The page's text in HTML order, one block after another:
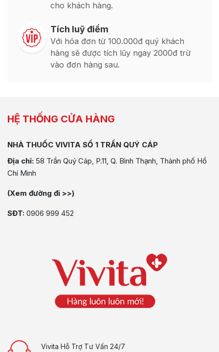
cho khách hàng.
Tích luỹ điểm
Với hóa đơn từ 100.000đ quý khách
hàng sẽ được tích lũy ngay 2000đ trừ
vào đơn hàng sau.
HỆ THỐNG CỬA HÀNG
NHÀ THUỐC VIVITA SỐ 1 TRẦN QUÝ CÁP
Địa chỉ: 58 Trần Quý Cáp, P.11, Q. Bình Thạnh, Thành phố Hồ
Chí Minh
(Xem đường đi >>)
SĐT: 0906 999 452
Vivita Hỗ Trợ Tư Vấn 24/7